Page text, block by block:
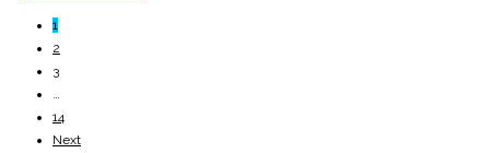
1
2
3
14
Next